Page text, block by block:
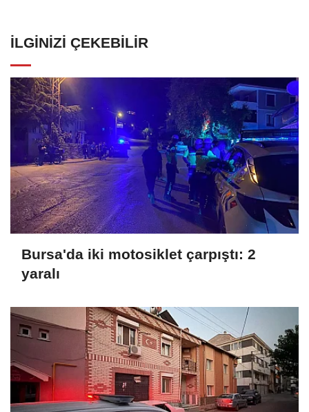
İLGINIZI ÇEKEBILIR
Bursa'da iki motosiklet çarpıştı: 2
yaralı